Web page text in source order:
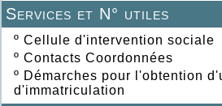
Services et N° utiles
º Cellule d'intervention sociale
º Contacts Coordonnées
º Démarches pour l'obtention
d'immatriculation